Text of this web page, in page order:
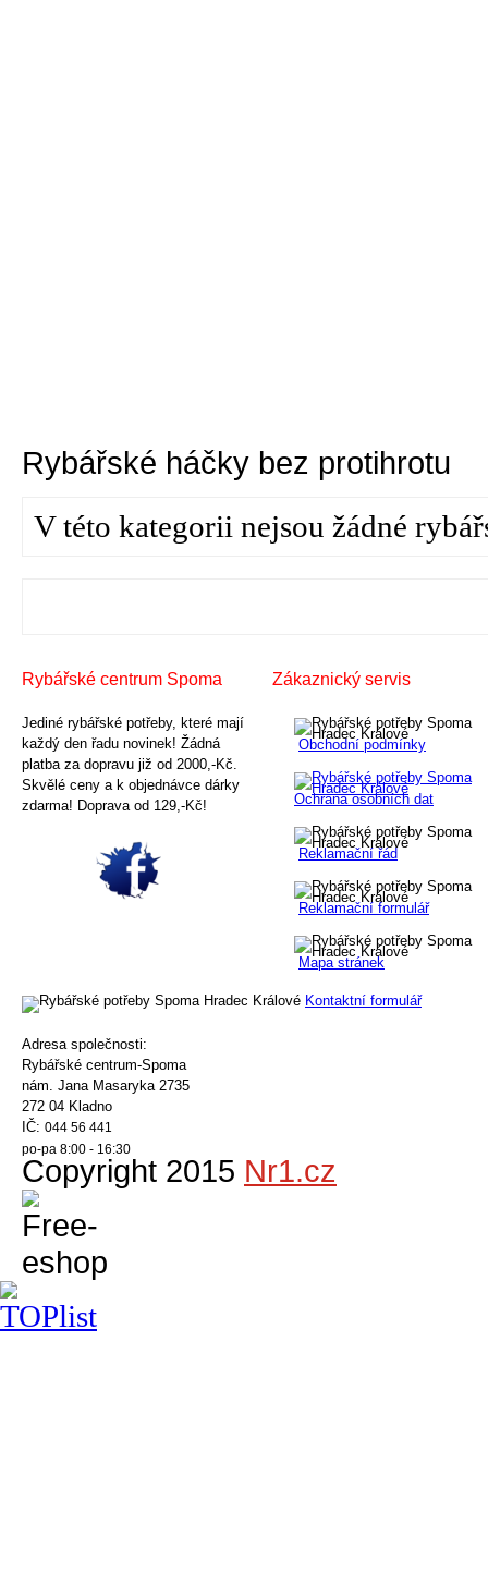
Rybářské háčky bez protihrotu
V této kategorii nejsou žádné
Rybářské centrum Spoma
Jediné rybářské potřeby, které mají
každý den řadu novinek! Žádná
platba za dopravu již od 2000,-Kč.
Skvělé ceny a k objednávce dárky
zdarma! Doprava od 129,-Kč!
Zákaznický servis
Obchodní podmínky
Ochrana osobních dat
Reklamační řád
Reklamační formulář
Mapa stránek
Kontaktní formulář
Adresa společnosti:
Rybářské centrum-Spoma
nám. Jana Masaryka 2735
272 04 Kladno
IČ: 044 56 441
po-pa 8:00 - 16:30
Copyright 2015 Nr1.cz